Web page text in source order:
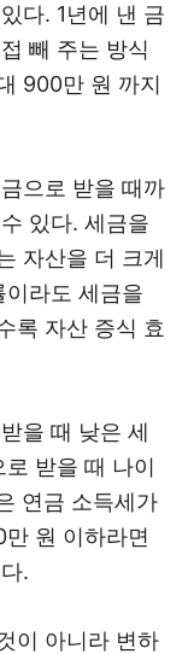
다. 1년에 낸 금
빼 주는 방식
900만 원 까지
으로 받을 때까
있다. 세금을
자산을 더 크게
라도 세금을
록 자산 증식 효
을 때 낮은 세
받을 때 나이
연금 소득세가
원 이하라면
.
이 아니라 변하